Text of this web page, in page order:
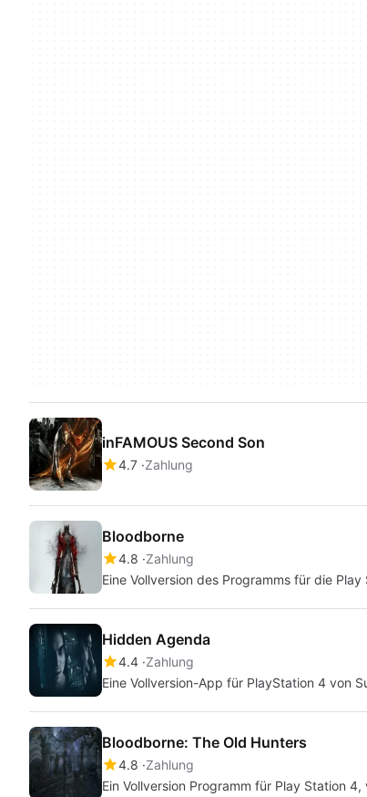
inFAMOUS Second Son
4.7 Zahlung
Bloodborne
4.8 Zahlung
Eine Vollversion des Programms für die
Hidden Agenda
4.4 Zahlung
Eine Vollversion-App für PlayStation 4 von
Bloodborne: The Old Hunters
4.8 Zahlung
Ein Vollversion Programm für Play Station